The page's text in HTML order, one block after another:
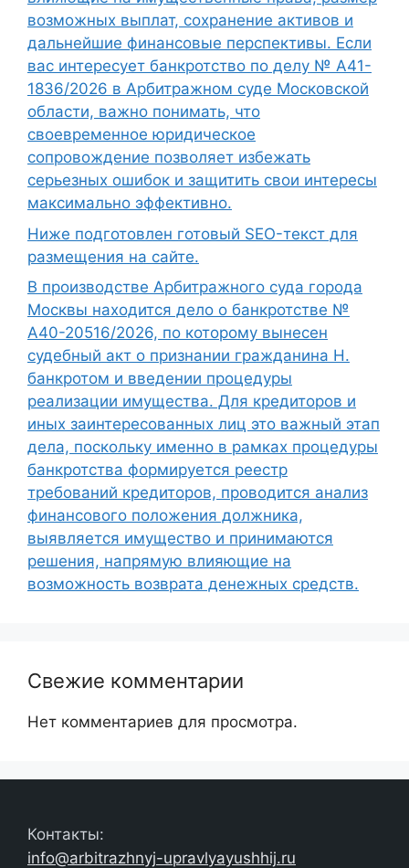
возможных выплат, сохранение активов и
дальнейшие финансовые перспективы. Если
вас интересует банкротство по делу № А41-
1836/2026 в Арбитражном суде Московской
области, важно понимать, что
своевременное юридическое
сопровождение позволяет избежать
серьезных ошибок и защитить свои интересы
максимально эффективно.
Ниже подготовлен готовый SEO-текст для
размещения на сайте.
В производстве Арбитражного суда города
Москвы находится дело о банкротстве №
А40-20516/2026, по которому вынесен
судебный акт о признании гражданина Н.
банкротом и введении процедуры
реализации имущества. Для кредиторов и
иных заинтересованных лиц это важный этап
дела, поскольку именно в рамках процедуры
банкротства формируется реестр
требований кредиторов, проводится анализ
финансового положения должника,
выявляется имущество и принимаются
решения, напрямую влияющие на
возможность возврата денежных средств.
Свежие комментарии
Нет комментариев для просмотра.
Контакты:
info@arbitrazhnyj-upravlyayushhij.ru